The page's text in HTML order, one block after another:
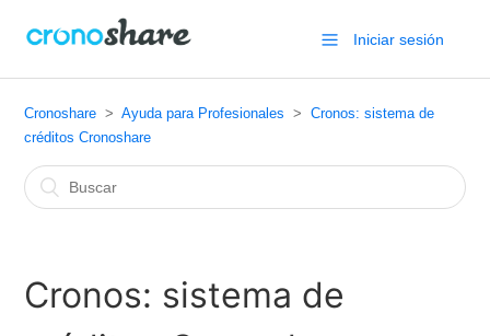
Iniciar sesión
Cronoshare Ayuda para Profesionales
Cronos: sistema de
créditos Cronoshare
Cronos: sistema de